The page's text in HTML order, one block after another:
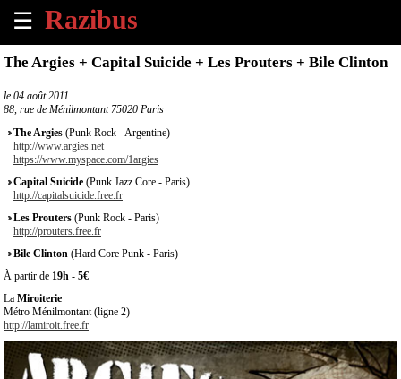
☰
×
Tous
les
évènements
à
venir
Annoncer
un
évènement
Contact
À
propos
The Argies + Capital Suicide + Les Prouters + Bile Clinton
le 04 août 2011
88, rue de Ménilmontant 75020 Paris
The Argies (Punk Rock - Argentine)
http://www.argies.net
https://www.myspace.com/1argies
Capital Suicide (Punk Jazz Core - Paris)
http://capitalsuicide.free.fr
Les Prouters (Punk Rock - Paris)
http://prouters.free.fr
Bile Clinton (Hard Core Punk - Paris)
À partir de 19h - 5€
La Miroiterie
Métro Ménilmontant (ligne 2)
http://lamiroit.free.fr